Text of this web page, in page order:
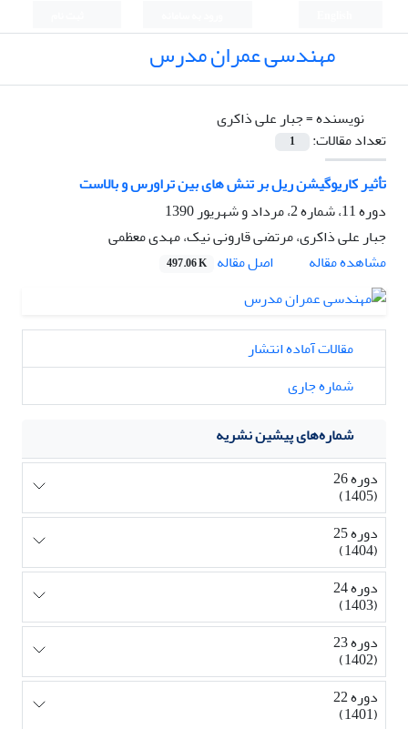
مهندسی عمران مدرس
نویسنده =جبار علی ذاکری
تعداد مقالات:
1
تأثیر کاریوگیشن ریل بر تنش های بین تراورس و بالاست
دوره 11، شماره 2، مرداد و شهریور 1390
جبار علی ذاکری، مرتضی قارونی نیک، مهدی معظمی
مشاهده مقاله
اصل مقاله 497.06 K
مقالات آماده انتشار
شماره جاری
شماره‌های پیشین نشریه
دوره 26
(1405)
دوره 25
(1404)
دوره 24
(1403)
دوره 23
(1402)
دوره 22
(1401)